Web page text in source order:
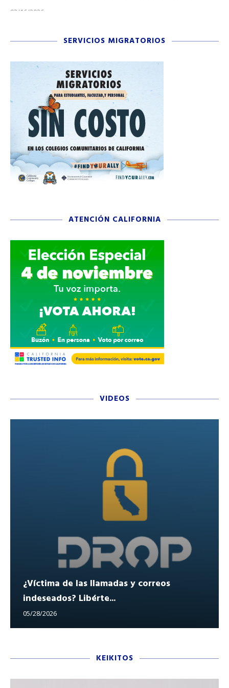
03/16/2026
SERVICIOS MIGRATORIOS
ATENCIÓN CALIFORNIA
VIDEOS
¿Víctima de las llamadas y correos
indeseados? Libérte...
05/28/2026
KEIKITOS